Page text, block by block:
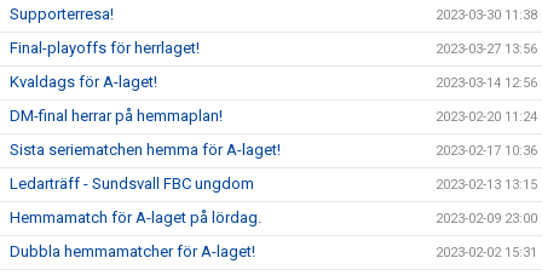
Supporterresa! 2023-03-30 11:38
Final-playoffs för herrlaget! 2023-03-27 13:56
Kvaldags för A-laget! 2023-03-14 12:56
DM-final herrar på hemmaplan! 2023-02-20 11:24
Sista seriematchen hemma för A-laget! 2023-02-17 10:36
Ledarträff - Sundsvall FBC ungdom 2023-02-13 13:15
Hemmamatch för A-laget på lördag. 2023-02-09 23:00
Dubbla hemmamatcher för A-laget! 2023-02-02 15:31